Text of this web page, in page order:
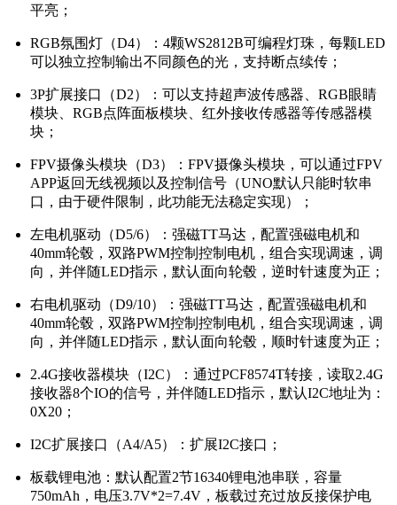
平亮；
RGB氛围灯（D4）：4颗WS2812B可编程灯珠，每颗LED
可以独立控制输出不同颜色的光，支持断点续传；
3P扩展接口（D2）：可以支持超声波传感器、RGB眼睛
模块、RGB点阵面板模块、红外接收传感器等传感器模
块；
FPV摄像头模块（D3）：FPV摄像头模块，可以通过FPV
APP返回无线视频以及控制信号（UNO默认只能时软串
口，由于硬件限制，此功能无法稳定实现）；
左电机驱动（D5/6）：强磁TT马达，配置强磁电机和
40mm轮毂，双路PWM控制控制电机，组合实现调速，调
向，并伴随LED指示，默认面向轮毂，逆时针速度为正；
右电机驱动（D9/10）：强磁TT马达，配置强磁电机和
40mm轮毂，双路PWM控制控制电机，组合实现调速，调
向，并伴随LED指示，默认面向轮毂，顺时针速度为正；
2.4G接收器模块（I2C）：通过PCF8574T转接，读取2.4G
接收器8个IO的信号，并伴随LED指示，默认I2C地址为：
0X20；
I2C扩展接口（A4/A5）：扩展I2C接口；
板载锂电池：默认配置2节16340锂电池串联，容量
750mAh，电压3.7V*2=7.4V，板载过充过放反接保护电